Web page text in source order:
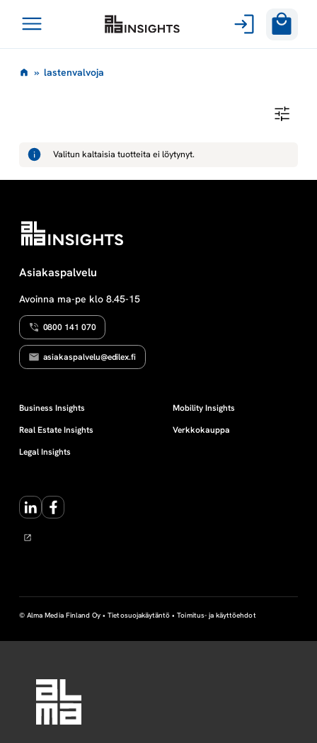
sisältöön
Avaa
l
s
t
e
n
v
a
l
o
j
a
» lastenvalvoja
T
E
V
O
J
A
Valitun kaltaisia tuotteita ei löytynyt.
Asiakaspalvelu
Avoinna ma-pe klo 8.45-15
0800 141 070
asiakaspalvelu@edilex.fi
Business Insights
Real Estate Insights
Legal Insights
Mobility Insights
Verkkokauppa
LinkedInFacebook
© Alma Media Finland Oy •Tietosuojakäytäntö •Toimitus- ja käyttöehdot